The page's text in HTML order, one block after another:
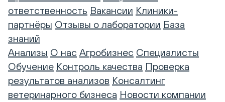
ответственность Вакансии Клиники-
партнёры Отзывы о лаборатории База
знаний
Анализы О нас Агробизнес Специалисты
Обучение Контроль качества Проверка
результатов анализов Консалтинг
ветеринарного бизнеса Новости компании